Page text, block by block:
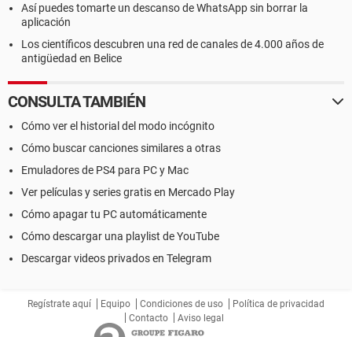
Así puedes tomarte un descanso de WhatsApp sin borrar la
aplicación
Los científicos descubren una red de canales de 4.000 años de
antigüedad en Belice
CONSULTA TAMBIÉN
Cómo ver el historial del modo incógnito
Cómo buscar canciones similares a otras
Emuladores de PS4 para PC y Mac
Ver películas y series gratis en Mercado Play
Cómo apagar tu PC automáticamente
Cómo descargar una playlist de YouTube
Descargar videos privados en Telegram
Regístrate aquí Equipo Condiciones de uso
Política de privacidad
Contacto
Aviso legal